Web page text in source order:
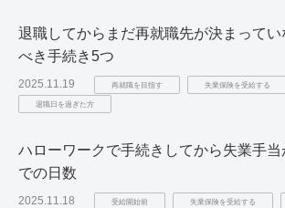
退職してからまだ再就職先が決まってい
べき手続き5つ
2025.11.19 再就職を目指す 失業保険を受給する
退職日を過ぎた方
ハローワークで手続きしてから失業手当
での日数
2025.11.18 受給開始前 失業保険を受給する